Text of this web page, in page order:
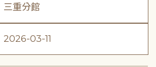
三重分館
2026-03-11